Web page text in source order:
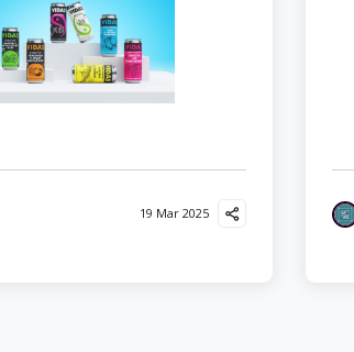
19 Mar 2025